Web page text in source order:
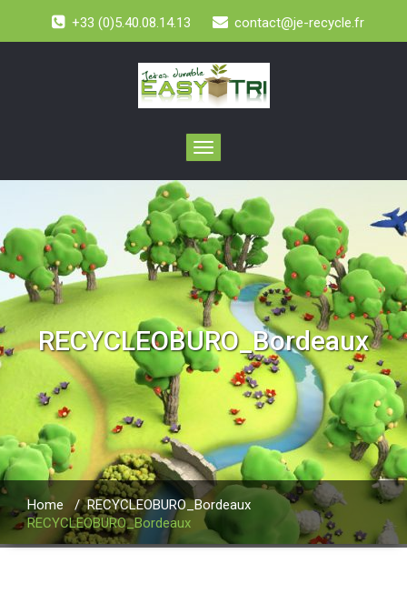
+33 (0)5.40.08.14.13 contact@je-recycle.fr
Toggle
navigation
RECYCLEOBURO_Bordeaux
Home /RECYCLEOBURO_Bordeaux
RECYCLEOBURO_Bordeaux